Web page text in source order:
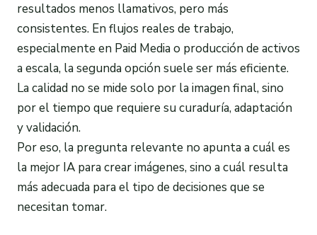
resultados menos llamativos, pero más
consistentes. En flujos reales de trabajo,
especialmente en Paid Media o producción de activos
a escala, la segunda opción suele ser más eficiente.
La calidad no se mide solo por la imagen final, sino
por el tiempo que requiere su curaduría, adaptación
y validación.
Por eso, la pregunta relevante no apunta a cuál es
la mejor IA para crear imágenes, sino a cuál resulta
más adecuada para el tipo de decisiones que se
necesitan tomar.